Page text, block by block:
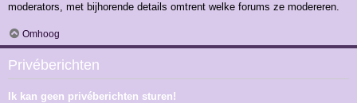
moderators, met bijhorende details omtrent welke forums ze modereren.
Omhoog
Privéberichten
Ik kan geen privéberichten sturen!